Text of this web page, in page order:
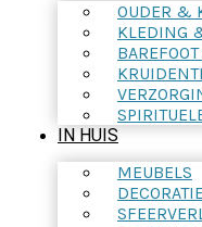
OUDER &
KLEDING
IN HUIS
MEUBELS
DECORATIE